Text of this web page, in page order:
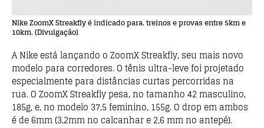
Nike ZoomX Streakfly é indicado para. treinos e provas entre 5km e
10km. (Divulgação)
A Nike está lançando o ZoomX Streakfly, seu mais novo
modelo para corredores. O tênis ultra-leve foi projetado
especialmente para distâncias curtas percorridas na
rua. O ZoomX Streakfly pesa, no tamanho 42 masculino,
185g, e, no modelo 37,5 feminino, 155g. O drop em ambos
é de 6mm (3,2mm no calcanhar e 2,6 mm no antepé).